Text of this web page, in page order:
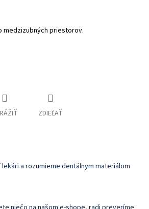
medzizubných priestorov.
ZDIEĽAŤ
lekári a rozumieme dentálnym materiálom